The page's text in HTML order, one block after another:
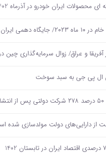
ایران خودرو در آذرماه 1402 منتشر شد.
و عراق/ زوال سرمایه‌گذاری چین
ال پی جی به سبد سوخت